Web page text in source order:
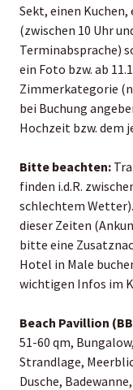
Sekt, einen
(zwischen 10 Uhr
Terminabsprache)
ein Foto bzw. ab
Zimmerkategorie
bei Buchung
Hochzeit bzw. dem
Bitte beachten:
finden i.d.R.
schlechtem
dieser Zeiten
bitte eine
Hotel in Male
wichtigen Infos im
Beach Pavillion
51-60 qm,
Strandlage,
Dusche,